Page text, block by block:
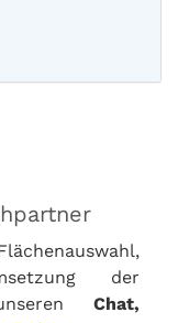
der
Chat,